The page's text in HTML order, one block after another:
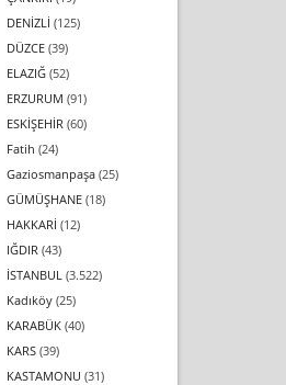
DENİZLİ (125)
DÜZCE(39)
ELAZIĞ(52)
ERZURUM (91)
ESKİŞEHİR (60)
Fatih (24)
Gaziosmanpaşa(25)
GÜMÜŞHANE(18)
HAKKARİ (12)
IĞDIR (43)
İSTANBUL (3.522)
Kadıköy(25)
KARABÜK(40)
KARS(39)
KASTAMONU (31)